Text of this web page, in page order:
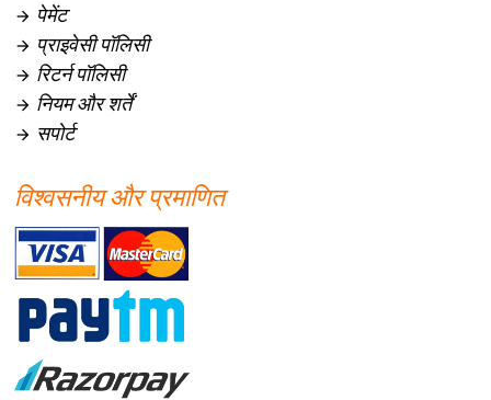
 पेमेंट
 प्राइवेसी पॉलिसी
 रिटर्न पॉलिसी
 नियम और शर्तें
 सपोर्ट
विश्वसनीय और प्रमाणित